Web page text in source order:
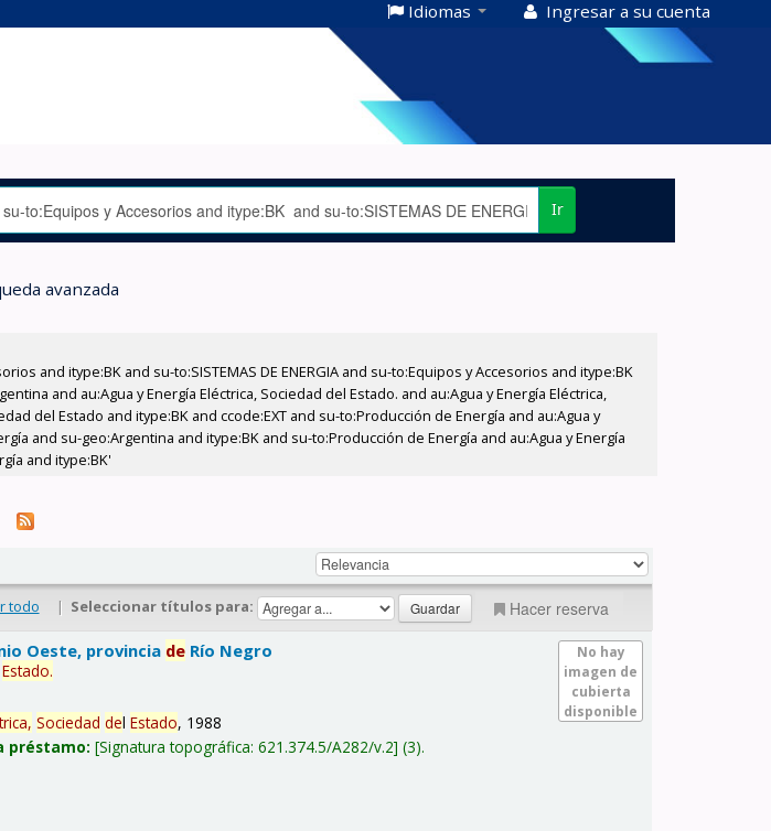
Idiomas Ingresar a su cuenta
Ir
avanzada
and itype:BK and su-to:SISTEMAS DE ENERGIA and su-to:Equipos y Accesorios and itype:BK
and au:Agua y Energía Eléctrica, Sociedad del Estado. and au:Agua y Energía Eléctrica,
del Estado and itype:BK and ccode:EXT and su-to:Producción de Energía and au:Agua y
and su-geo:Argentina and itype:BK and su-to:Producción de Energía and au:Agua y Energía
and itype:BK'
todo | Seleccionar títulos para: Hacer reserva
No hay
imagen de
cubierta
disponible
Oeste, provincia de Río Negro
Estado.
Sociedad delEstado, 1988
préstamo: Signatura topográfica:621.374.5/A282/v.2 (3).